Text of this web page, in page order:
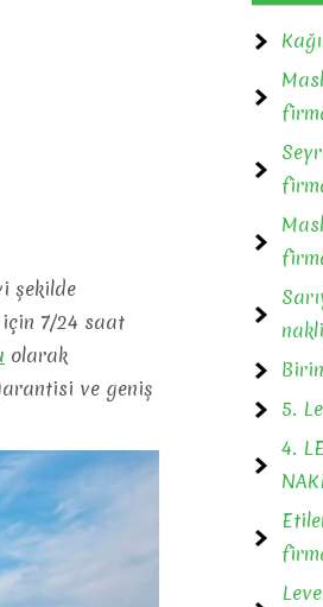
şekilde
için 7/24 saat
olarak
ve geniş
5.
4.